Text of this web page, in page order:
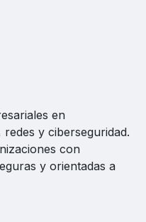
en
y ciberseguridad.
con
y orientadas a